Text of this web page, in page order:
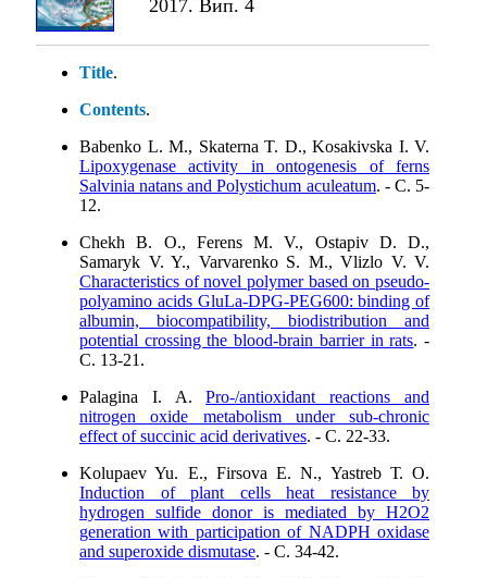
2017. Вип. 4
Title.
Contents.
Babenko L. M., Skaterna T. D., Kosakivska I. V.
Lipoxygenase activity in ontogenesis of ferns
Salvinia natans and Polystichum aculeatum. - C. 5-
12.
Chekh B. O., Ferens M. V., Ostapiv D. D.,
Samaryk V. Y., Varvarenko S. M., Vlizlo V. V.
Characteristics of novel polymer based on pseudo-
polyamino acids GluLa-DPG-PEG600: binding of
albumin, biocompatibility, biodistribution and
potential crossing the blood-brain barrier in rats. -
C. 13-21.
Palagina I. A.Pro-/antioxidant reactions and
nitrogen oxide metabolism under sub-chronic
effect of succinic acid derivatives. - C. 22-33.
Kolupaev Yu. E., Firsova E. N., Yastreb Т. О.
Induction of plant cells heat resistance by
hydrogen sulfide donor is mediated by H2O2
generation with participation of NADPH oxidase
and superoxide dismutase. - C. 34-42.